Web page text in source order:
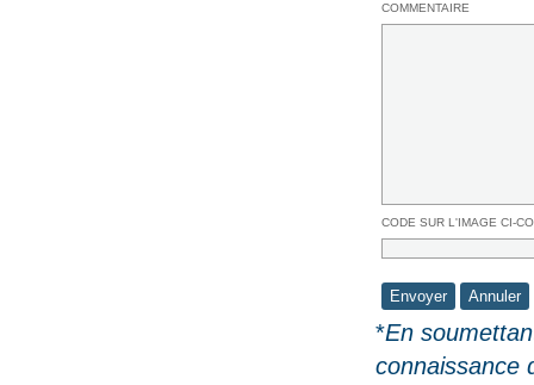
COMMENTAIRE
CODE SUR L'IMAGE CI-
*En
connaissance